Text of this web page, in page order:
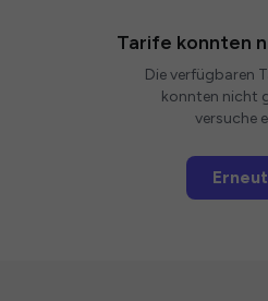
Tarife konnten
Die verfügbaren
konnten nicht
versuche